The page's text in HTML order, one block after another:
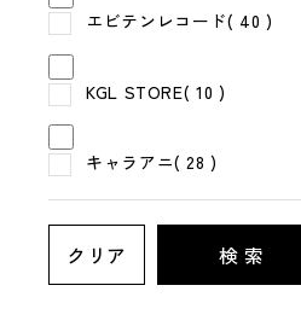
エビテンレコード( 40 )
KGL STORE( 10 )
キャラアニ( 28 )
クリア 検 索